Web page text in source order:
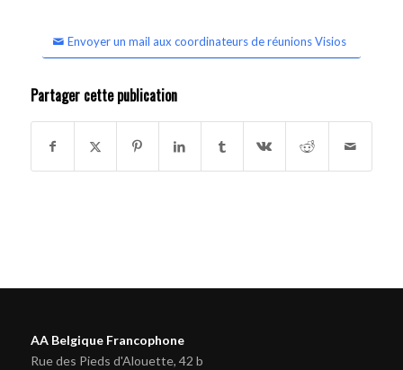
Envoyer un mail aux coordinateurs de réunions Visios
Partager cette publication
AA Belgique Francophone
Rue des Pieds d'Alouette, 42 b